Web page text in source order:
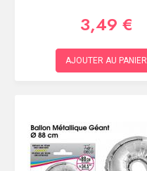
3,49 €
AJOUTER AU PANIER